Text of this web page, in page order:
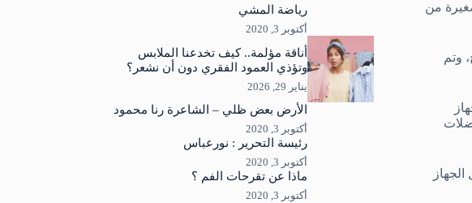
من
وتم
رياضة المشي
أكتوبر 3, 2020
أناقة مؤلمة.. كيف تخدعنا الملابس
وتؤذي العمود الفقري دون أن نشعر؟
يناير 29, 2026
الأرض بعض ظلي – الشاعرة رنا محمود
أكتوبر 3, 2020
رئيسة التحرير : نورعباس
أكتوبر 3, 2020
ماذا عن تقرحات الفم ؟
أكتوبر 3, 2020